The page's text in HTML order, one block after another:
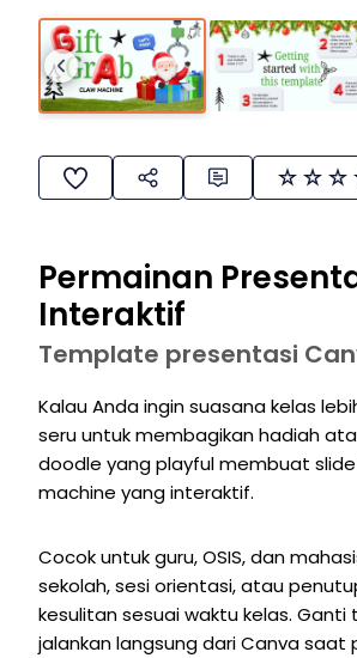
Permainan
Interaktif
Template presentasi
Kalau Anda ingin suasana kelas
seru untuk membagikan hadiah
doodle yang playful membuat
machine yang interaktif.
Cocok untuk guru, OSIS, dan
sekolah, sesi orientasi, atau
kesulitan sesuai waktu kelas.
jalankan langsung dari Canva saat